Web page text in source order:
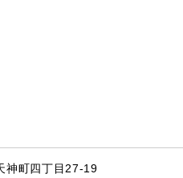
神町四丁目27-19